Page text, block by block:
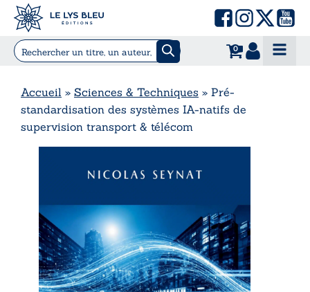
0
Accueil » Sciences & Techniques » Pré-
standardisation des systèmes IA-natifs de
supervision transport & télécom